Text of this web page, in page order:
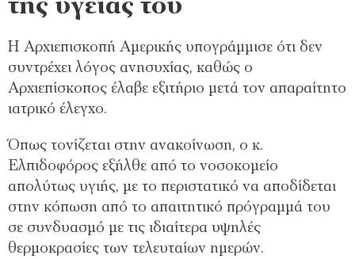
της υγείας του
Η Αρχιεπισκοπή Αμερικής υπογράμμισε ότι δεν
συντρέχει λόγος ανησυχίας, καθώς ο
Αρχιεπίσκοπος έλαβε εξιτήριο μετά τον απαραίτητο
ιατρικό έλεγχο.
Όπως τονίζεται στην ανακοίνωση, ο κ.
Ελπιδοφόρος εξήλθε από το νοσοκομείο
απολύτως υγιής, με το περιστατικό να αποδίδεται
στην κόπωση από το απαιτητικό πρόγραμμά του
σε συνδυασμό με τις ιδιαίτερα υψηλές
θερμοκρασίες των τελευταίων ημερών.